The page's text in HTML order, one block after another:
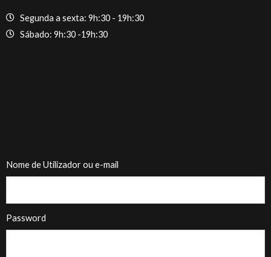
Segunda a sexta: 9h:30 - 19h:30
Sábado: 9h:30 -19h:30
Nome de Utilizador ou e-mail
Password